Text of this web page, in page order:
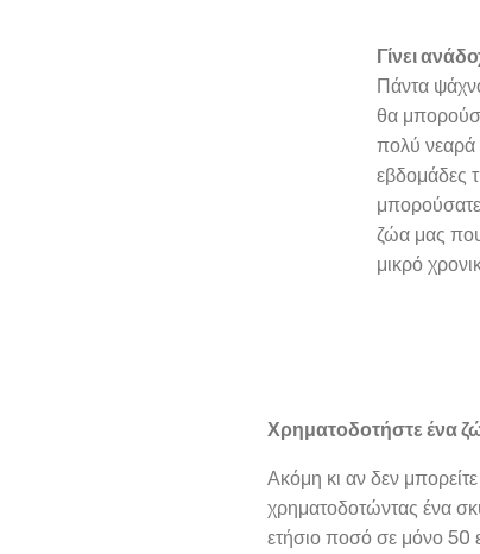
Γίνει
Πάντα
θα
πολύ νεαρά
εβδομάδες
ζώα μας που
μικρό
Χρηματοδοτήστε ένα
Ακόμη κι αν δεν
χρηματοδοτώντας ένα
ετήσιο ποσό σε μόνο 50